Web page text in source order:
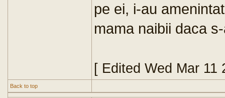
pe ei, i-au
mama naibii daca
[ Edited Wed Mar 11
Back to top